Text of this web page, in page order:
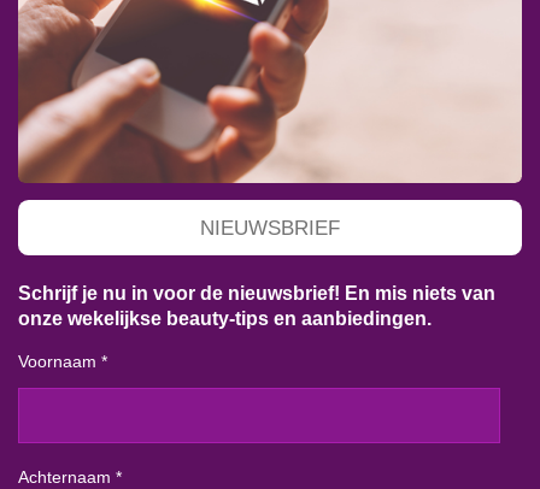
NIEUWSBRIEF
Schrijf je nu in voor de nieuwsbrief! En mis niets van
onze wekelijkse beauty-tips en aanbiedingen.
Voornaam *
Achternaam *